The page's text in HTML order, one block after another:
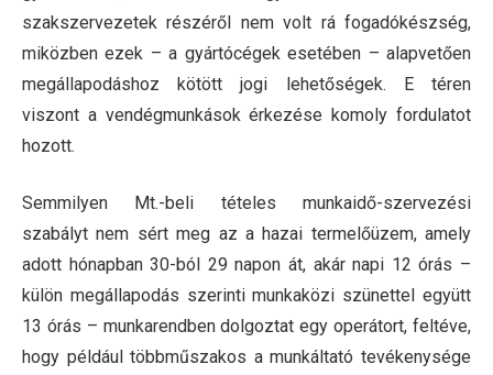
szakszervezetek részéről nem volt rá fogadókészség,
miközben ezek – a gyártócégek esetében – alapvetően
megállapodáshoz kötött jogi lehetőségek. E téren
viszont a vendégmunkások érkezése komoly fordulatot
hozott.
Semmilyen Mt.-beli tételes munkaidő-szervezési
szabályt nem sért meg az a hazai termelőüzem, amely
adott hónapban 30-ból 29 napon át, akár napi 12 órás –
külön megállapodás szerinti munkaközi szünettel együtt
13 órás – munkarendben dolgoztat egy operátort, feltéve,
hogy például többműszakos a munkáltató tevékenysége